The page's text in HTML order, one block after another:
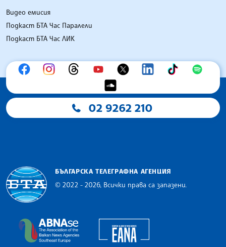
Видео емисия
Подкаст БТА Час Паралели
Подкаст БТА Час ЛИК
02 9262 210
БЪЛГАРСКА ТЕЛЕГРАФНА АГЕНЦИЯ
© 2022 - 2026, Всички права са запазени.
The Assocoation of the Balkan News Agencies